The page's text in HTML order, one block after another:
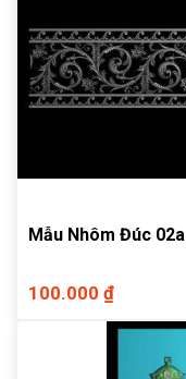
Mẫu Nhôm Đúc 02a
100.000 ₫